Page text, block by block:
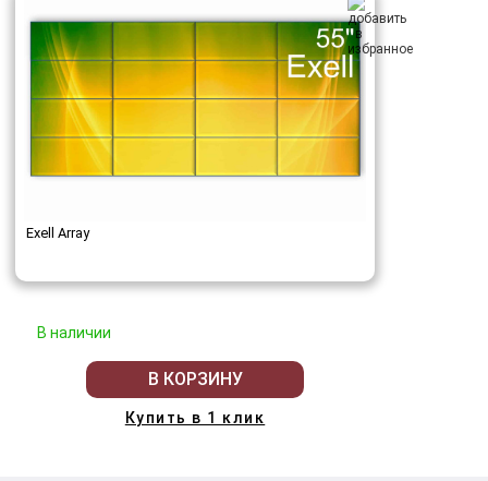
Exell Array
В наличии
В КОРЗИНУ
Купить в 1 клик